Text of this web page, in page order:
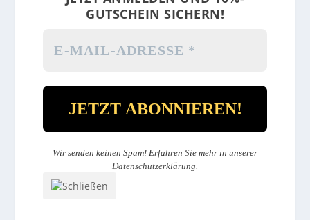
GUTSCHEIN SICHERN!
Wir senden keinen Spam! Erfahren Sie mehr in unserer
Datenschutzerklärung.